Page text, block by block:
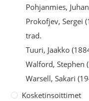
Pohjanmies,
Prokofjev, Sergei
trad.
Tuuri, Jaakko
Walford, Stephen
Warsell, Sakari
Kosketinsoittimet